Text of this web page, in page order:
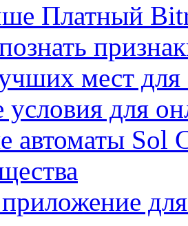
Платный
мест для
для
автоматы Sol